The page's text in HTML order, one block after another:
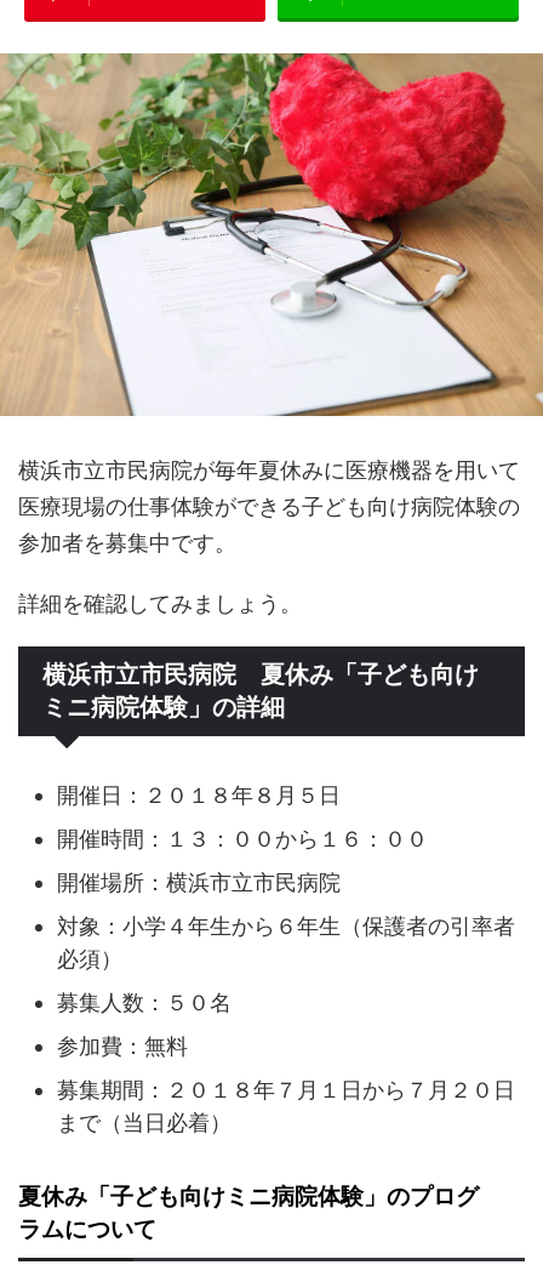
横浜市立市民病院が毎年夏休みに医療機器を用いて
医療現場の仕事体験ができる子ども向け病院体験の
参加者を募集中です。
詳細を確認してみましょう。
横浜市立市民病院 夏休み「子ども向け
ミニ病院体験」の詳細
開催日：２０１８年８月５日
開催時間：１３：００から１６：００
開催場所：横浜市立市民病院
対象：小学４年生から６年生（保護者の引率者
必須）
募集人数：５０名
参加費：無料
募集期間：２０１８年７月１日から７月２０日
まで（当日必着）
夏休み「子ども向けミニ病院体験」のプログ
ラムについて